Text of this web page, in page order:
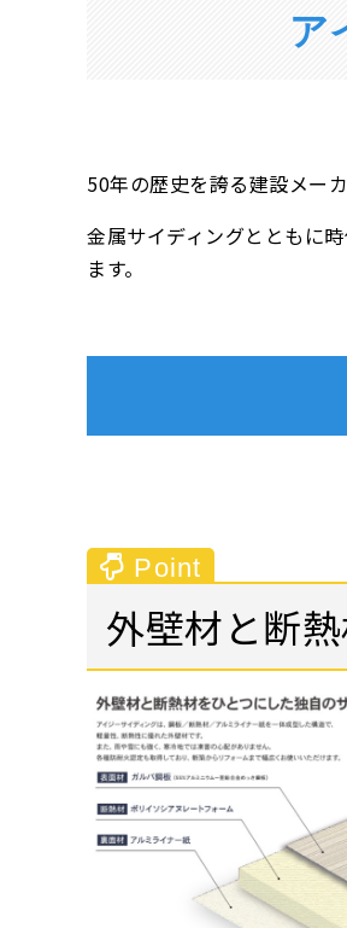
ア
50年の歴史を誇る建設メー
金属サイディングとともに
ます。
外壁材と断